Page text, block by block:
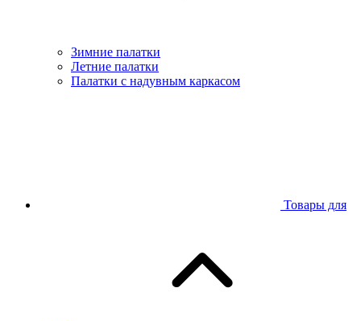
Зимние палатки
Летние палатки
Палатки с надувным каркасом
Товары для